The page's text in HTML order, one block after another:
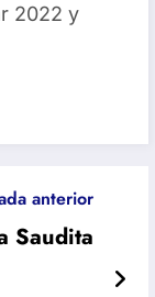
2022 y
anterior
Saudita